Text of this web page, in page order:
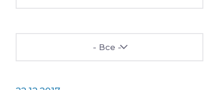
- Все -